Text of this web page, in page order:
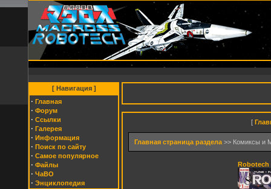
[ Навигация ]
· Главная
· Форум
· Cсылки
· Галерея
· Информация
· Поиск по сайту
· Самое популярное
· Файлы
· ЧаВО
· Энциклопедия
[
Главная страница раздела >> Комиксы и
Robotech